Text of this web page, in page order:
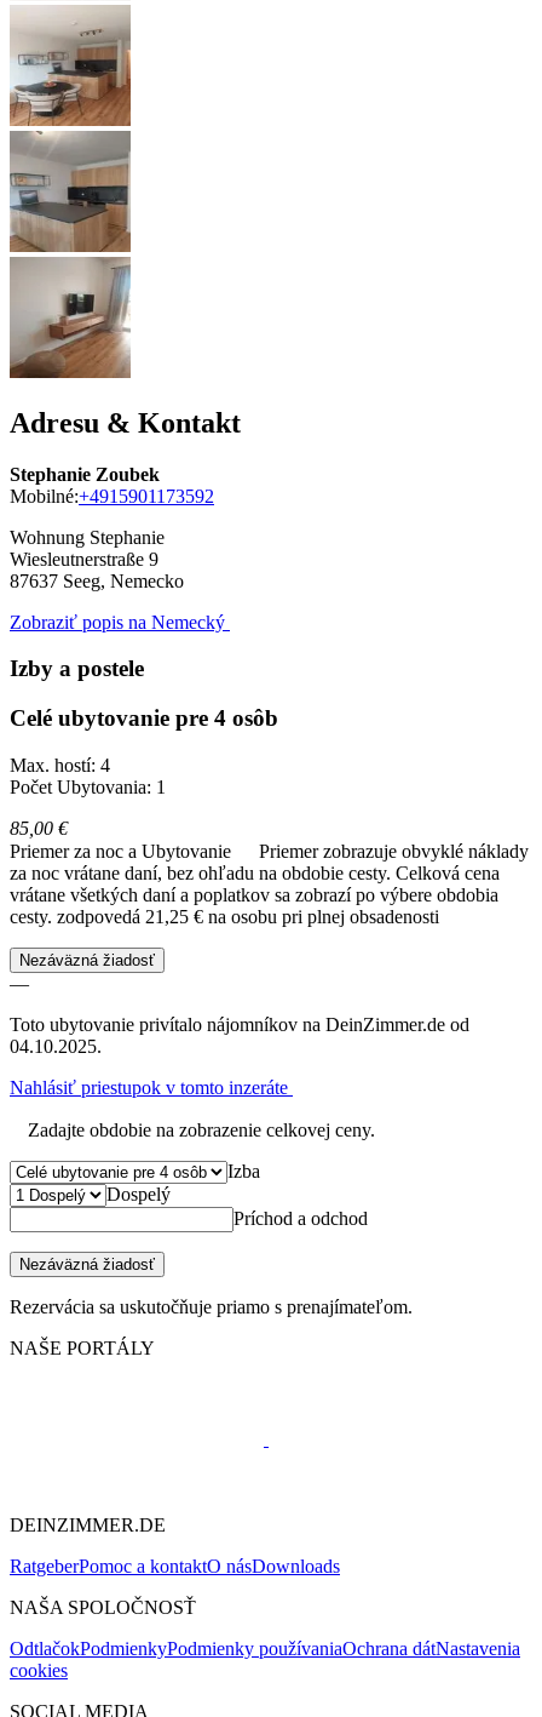
Adresu & Kontakt
Stephanie Zoubek
Mobilné:+4915901173592
Wohnung Stephanie
Wiesleutnerstraße 9
87637 Seeg, Nemecko
Zobraziť popis na Nemecký
Izby a postele
Celé ubytovanie pre 4 osôb
Max. hostí: 4
Počet Ubytovania: 1
85,00 €
Priemer za noc a Ubytovanie
Priemer zobrazuje obvyklé náklady
za noc vrátane daní, bez ohľadu na obdobie cesty. Celková cena
vrátane všetkých daní a poplatkov sa zobrazí po výbere obdobia
cesty. zodpovedá 21,25 € na osobu pri plnej obsadenosti
Nezáväzná žiadosť
—
Toto ubytovanie privítalo nájomníkov na DeinZimmer.de od
04.10.2025.
Nahlásiť priestupok v tomto inzeráte
Zadajte obdobie na zobrazenie celkovej ceny.
Izba
Dospelý
Príchod a odchod
Nezáväzná žiadosť
Rezervácia sa uskutočňuje priamo s prenajímateľom.
NAŠE PORTÁLY
DEINZIMMER.DE
RatgeberPomoc a kontaktO násDownloads
NAŠA SPOLOČNOSŤ
OdtlačokPodmienkyPodmienky používaniaOchrana dátNastavenia
cookies
SOCIAL MEDIA